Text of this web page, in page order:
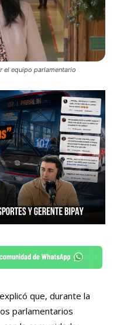
el equipo parlamentario
explicó que, durante la
parlamentarios